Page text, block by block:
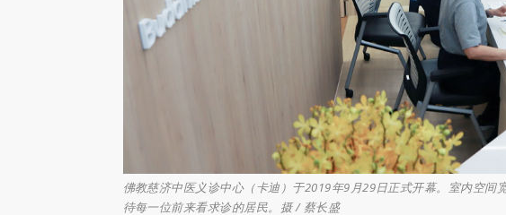
佛教慈济中医义诊中心（卡迪）于2019年9月29日正式开幕。室内空间
待每一位前来看求诊的居民。摄 / 蔡长盛